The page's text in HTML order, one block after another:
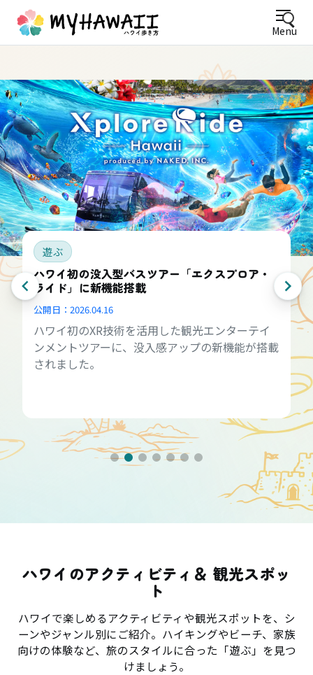
Menu
遊ぶ
ハワイ初の没入型バスツアー「エクスプロア・
ライド」に新機能搭載
公開日： 2026.04.16
ハワイ初のXR技術を活用した観光エンターテイ
ンメントツアーに、没入感アップの新機能が搭載
されました。
ハワイのアクティビティ＆ 観光スポッ
ト
ハワイで楽しめるアクティビティや観光スポットを、シ
ーンやジャンル別にご紹介。ハイキングやビーチ、家族
向けの体験など、旅のスタイルに合った「遊ぶ」を見つ
けましょう。